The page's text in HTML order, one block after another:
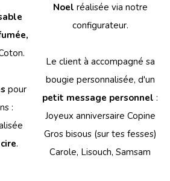
pour
:
.
Noel réalisée via notre
configurateur.
Le client à accompagné sa
bougie personnalisée, d'un
petit message personnel :
Joyeux anniversaire Copine
Gros bisous (sur tes fesses)
Carole, Lisouch, Samsam